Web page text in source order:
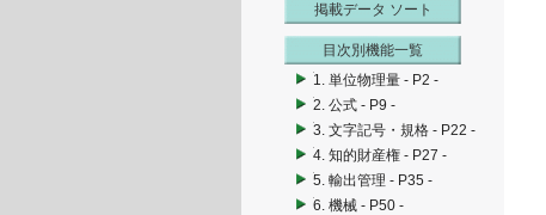
掲載データ ソート
目次別機能一覧
1. 単位物理量 - P2 -
2. 公式 - P9 -
3. 文字記号・規格 - P22 -
4. 知的財産権 - P27 -
5. 輸出管理 - P35 -
6. 機械 - P50 -